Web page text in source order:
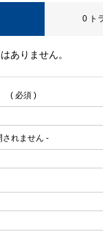
0 ト
ありません。
( 必須 )
されません -